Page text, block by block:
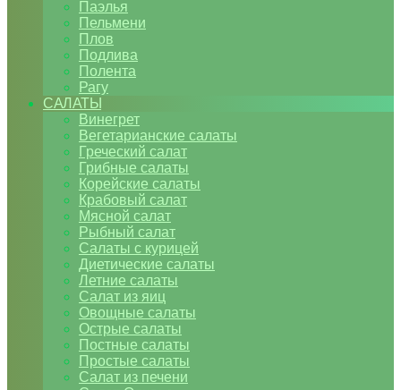
Паэлья
Пельмени
Плов
Подлива
Полента
Рагу
САЛАТЫ
Винегрет
Вегетарианские салаты
Греческий салат
Грибные салаты
Корейские салаты
Крабовый салат
Мясной салат
Рыбный салат
Салаты с курицей
Диетические салаты
Летние салаты
Салат из яиц
Овощные салаты
Острые салаты
Постные салаты
Простые салаты
Салат из печени